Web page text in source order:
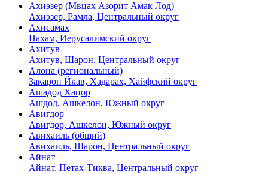
Ахиэзер (Мвцах Азорит Амак Лод)
Ахиэзер, Рамла, Центральный округ
Ахисамах
Нахам, Иерусалимский округ
Ахитув
Ахитув, Шарон, Центральный округ
Алона (региональный)
Закарон Йкав, Хадарах, Хайфский округ
Ашадод Хацор
Ашдод, Ашкелон, Южный округ
Авигдор
Авигдор, Ашкелон, Южный округ
Авихаиль (общий)
Авихаиль, Шарон, Центральный округ
Айнат
Айнат, Петах-Тиква, Центральный округ